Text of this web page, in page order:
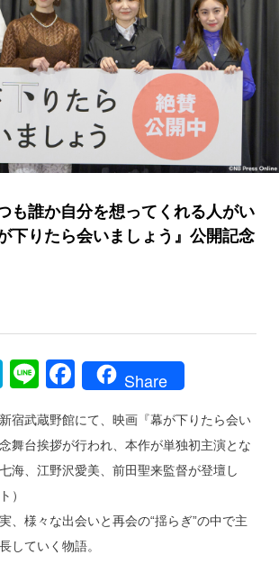
も誰か自分を想ってくれる人がい
下りたら会いましょう』公開記念
H
e
n
a
Li
e
F
c
e
o
o
Share
宿武蔵野館にて、映画『幕が下りたら会い
舞台挨拶が行われ、本作が単独初主演とな
海、江野沢愛美、前田聖来監督が登壇し
）
、様々な出会いと再会の“揺らぎ”の中で主
していく物語。